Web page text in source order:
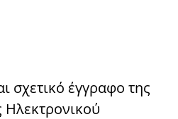
σχετικό έγγραφο της
Ηλεκτρονικού